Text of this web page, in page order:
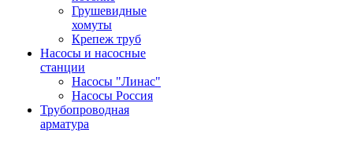
Грушевидные
хомуты
Крепеж труб
Насосы и насосные
станции
Насосы "Линас"
Насосы Россия
Трубопроводная
арматура